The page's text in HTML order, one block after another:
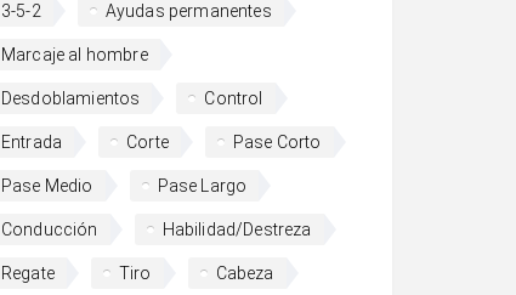
3-5-2 Ayudas permanentes
Marcaje al hombre
Desdoblamientos Control
Entrada Corte Pase Corto
Pase Medio Pase Largo
Conducción Habilidad/Destreza
Regate Tiro Cabeza